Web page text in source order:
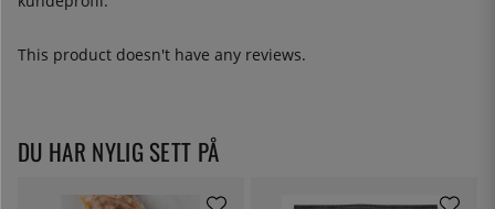
This product doesn't have any reviews.
DU HAR NYLIG SETT PÅ